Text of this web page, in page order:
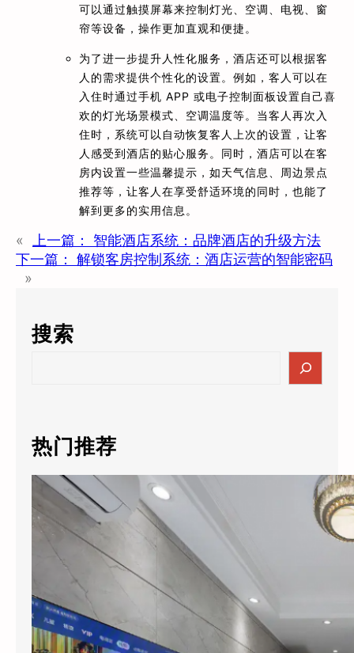
可以通过触摸屏幕来控制灯光、空调、电视、窗
帘等设备，操作更加直观和便捷。
为了进一步提升人性化服务，酒店还可以根据客
人的需求提供个性化的设置。例如，客人可以在
入住时通过手机 APP 或电子控制面板设置自己喜
欢的灯光场景模式、空调温度等。当客人再次入
住时，系统可以自动恢复客人上次的设置，让客
人感受到酒店的贴心服务。同时，酒店可以在客
房内设置一些温馨提示，如天气信息、周边景点
推荐等，让客人在享受舒适环境的同时，也能了
解到更多的实用信息。
« 上一篇：
智能酒店系统：品牌酒店的升级方法
下一篇：
解锁客房控制系统：酒店运营的智能密码
»
搜索
c
h
热门推荐